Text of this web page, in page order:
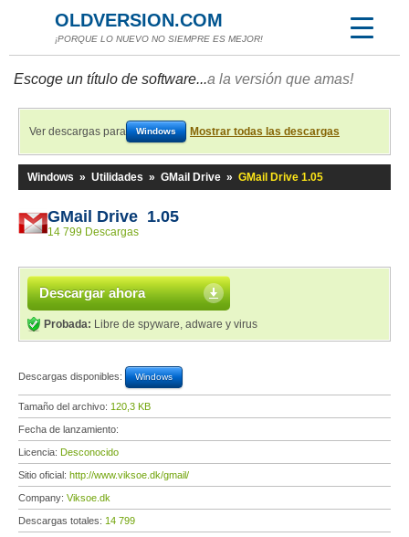
OLDVERSION.COM
¡PORQUE LO NUEVO NO SIEMPRE ES MEJOR!
Escoge un título de software...a la versión que amas!
Ver descargas para Windows Mostrar todas las descargas
Windows » Utilidades » GMail Drive » GMail Drive 1.05
GMail Drive 1.05
14 799 Descargas
Descargar ahora
Probada: Libre de spyware, adware y virus
Descargas disponibles: Windows
Tamaño del archivo: 120,3 KB
Fecha de lanzamiento:
Licencia: Desconocido
Sitio oficial: http://www.viksoe.dk/gmail/
Company: Viksoe.dk
Descargas totales: 14 799